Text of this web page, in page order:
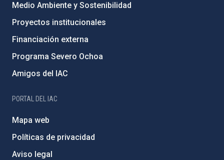
Medio Ambiente y Sostenibilidad
Proyectos institucionales
Financiación externa
Programa Severo Ochoa
Amigos del IAC
PORTAL DEL IAC
Mapa web
Políticas de privacidad
Aviso legal